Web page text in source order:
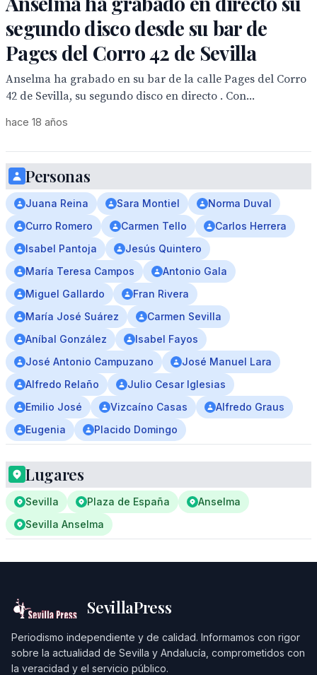
segundo disco desde su bar de
Pages del Corro 42 de Sevilla
Anselma ha grabado en su bar de la calle Pages del Corro
42 de Sevilla, su segundo disco en directo . Con...
hace 18 años
Personas
Juana Reina Sara Montiel
Norma Duval
Curro Romero
Carmen Tello
Carlos Herrera
Isabel Pantoja
Jesús Quintero
María Teresa Campos
Antonio Gala
Miguel Gallardo
Fran Rivera
María José Suárez
Carmen Sevilla
Aníbal González
Isabel Fayos
José Antonio Campuzano
José Manuel Lara
Alfredo Relaño
Julio Cesar Iglesias
Emilio José
Vizcaíno Casas
Alfredo Graus
Eugenia
Placido Domingo
Lugares
Sevilla Plaza de España
Anselma
Sevilla Anselma
SevillaPress
Periodismo independiente y de calidad. Informamos con rigor
sobre la actualidad de Sevilla y Andalucía, comprometidos con
la veracidad y el servicio público.